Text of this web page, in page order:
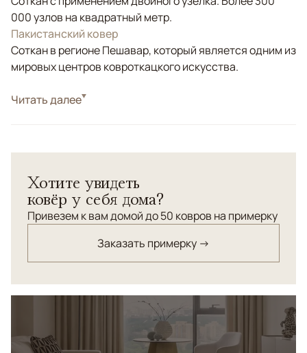
000 узлов на квадратный метр.
Пакистанский ковер
Соткан в регионе Пешавар, который является одним из
мировых центров ковроткацкого искусства.
СтильКлассические
УзорыРастительный
Ковер из коллекции "Салтани". Соткан по заказу
галереи в Пешаваре. Высочайшая плотность узлов для
данного типа ковров. Натуральные красители. Шерсть
Читать далее
Хотите увидеть
ковёр у себя дома?
Привезем к вам домой до 50 ковров на примерку
Заказать примерку →